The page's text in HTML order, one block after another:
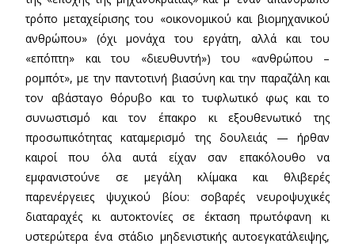
τρόπο μεταχείρισης του «οικονομικού και βιομηχανικού
ανθρώπου» (όχι μονάχα του εργάτη, αλλά και του
«επόπτη» και του «διευθυντή») του «ανθρώπου –
ρομπότ», με την παντοτινή βιασύνη και την παραζάλη και
τον αβάσταγο θόρυβο και το τυφλωτικό φως και το
συνωστισμό και τον έπακρο κι εξουθενωτικό της
προσωπικότητας καταμερισμό της δουλειάς — ήρθαν
καιροί που όλα αυτά είχαν σαν επακόλουθο να
εμφανιστούνε σε μεγάλη κλίμακα και θλιβερές
παρενέργειες ψυχικού βίου: σοβαρές νευροψυχικές
διαταραχές κι αυτοκτονίες σε έκταση πρωτόφανη κι
υστερώτερα ένα στάδιο μηδενιστικής αυτοεγκατάλειψης,